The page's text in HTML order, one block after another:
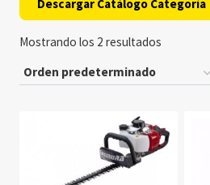
Descargar Catálogo Categoría
Mostrando los 2 resultados